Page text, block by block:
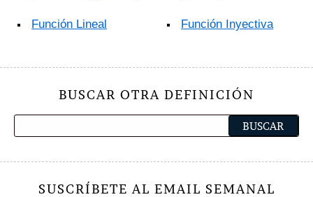
Función Lineal Función Inyectiva
BUSCAR OTRA DEFINICIÓN
SUSCRÍBETE AL EMAIL SEMANAL